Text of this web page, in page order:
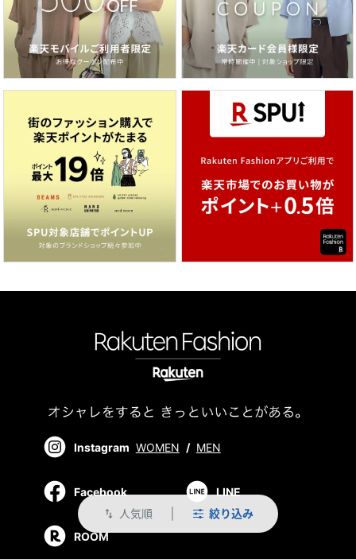
swap_vert 人気順 絞り込み
Instagram WOMEN / MEN
Facebook LINE
ROOM